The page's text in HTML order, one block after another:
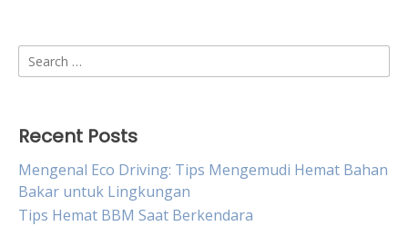
Search
for:
Recent Posts
Mengenal Eco Driving: Tips Mengemudi Hemat Bahan
Bakar untuk Lingkungan
Tips Hemat BBM Saat Berkendara